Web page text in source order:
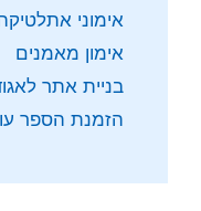
אימוני
אימון מאמנים
בניית אתר
הזמנת הספר